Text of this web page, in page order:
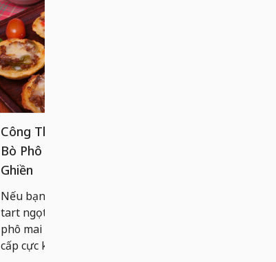
Công Thức Bánh Tart Khoai Tây
Bò Phô Mai Béo Ngậy, Ăn Là
Ghiền
Nếu bạn đã quá quen với các loại
tart ngọt, thì tart khoai tây nhân bò
phô mai chính là phiên bản nâng
cấp cực kỳ đáng thử. Thay vì...